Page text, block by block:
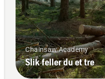
Chainsaw Academy
Slik feller du et tre